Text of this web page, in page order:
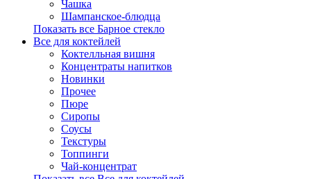
Чашка
Шампанское-блюдца
Показать все Барное стекло
Все для коктейлей
Коктелльная вишня
Концентраты напитков
Новинки
Прочее
Пюре
Сиропы
Соусы
Текстуры
Топпинги
Чай-концентрат